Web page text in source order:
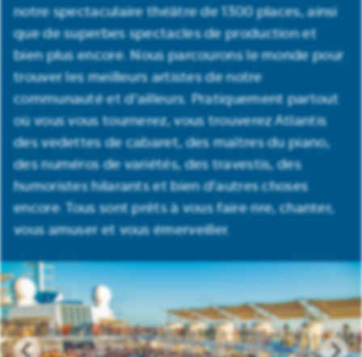
notre spectaculaire théâtre de 1300 places, ainsi
que de superbes spectacles de production et
bien plus encore. Nous parcourons le monde pour
trouver les meilleurs artistes de notre
communauté et d'ailleurs. Pratiquement partout
où vous vous tournerez, vous trouverez Atlantis
des vedettes de cabaret, des maîtres du piano,
des numéros de variétés, des travestis, des
humoristes hilarants et bien d'autres choses
encore. Tous sont prêts à vous faire rire, chanter,
vous amuser et vous émerveiller.